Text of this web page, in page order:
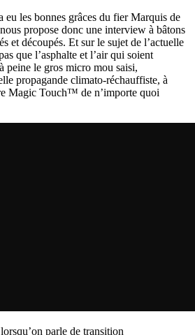
eu les bonnes grâces du fier Marquis de
propose donc une interview à bâtons
et découpés. Et sur le sujet de l’actuelle
que l’asphalte et l’air qui soient
peine le gros micro mou saisi,
propagande climato-réchauffiste, à
Magic Touch™ de n’importe quoi
parle de transition